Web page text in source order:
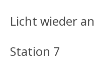
Licht wieder an
Station 7